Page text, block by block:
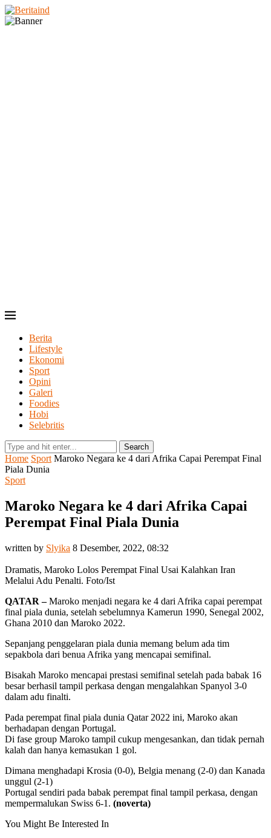
Berita
Lifestyle
Ekonomi
Sport
Opini
Galeri
Foodies
Hobi
Selebritis
Search
Home Sport Maroko Negara ke 4 dari Afrika Capai Perempat Final
Piala Dunia
Sport
Maroko Negara ke 4 dari Afrika Capai
Perempat Final Piala Dunia
written by Slyika 8 Desember, 2022, 08:32
Dramatis, Maroko Lolos Perempat Final Usai Kalahkan Iran
Melalui Adu Penalti. Foto/Ist
QATAR –Maroko menjadi negara ke 4 dari Afrika capai perempat
final piala dunia, setelah sebelumnya Kamerun 1990, Senegal 2002,
Ghana 2010 dan Maroko 2022.
Sepanjang penggelaran piala dunia memang belum ada tim
sepakbola dari benua Afrika yang mencapai semifinal.
Bisakah Maroko mencapai prestasi semifinal setelah pada babak 16
besar berhasil tampil perkasa dengan mengalahkan Spanyol 3-0
dalam adu finalti.
Pada perempat final piala dunia Qatar 2022 ini, Maroko akan
berhadapan dengan Portugal.
Di fase group Maroko tampil cukup mengesankan, dan tidak pernah
kalah dan hanya kemasukan 1 gol.
Dimana menghadapi Krosia (0-0), Belgia menang (2-0) dan Kanada
unggul (2-1)
Portugal sendiri pada babak perempat final tampil perkasa, dengan
mempermalukan Swiss 6-1. (noverta)
You Might Be Interested In